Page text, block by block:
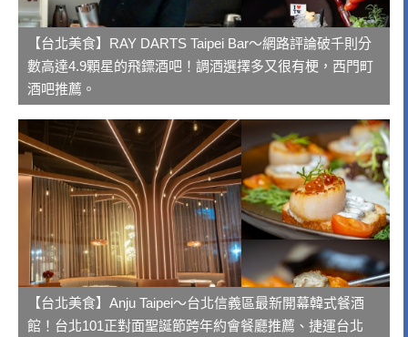
【台北美食】RAY DARTS Taipei Bar～網路評論破千則分
數高達4.9顆星的飛鏢酒吧！調酒選擇多又很有梗，西門町
酒吧推薦。
【台北美食】Anju Taipei～台北信義區最新開幕韓式餐酒
館！台北101正對面聖誕節跨年約會餐廳推薦、捷運台北